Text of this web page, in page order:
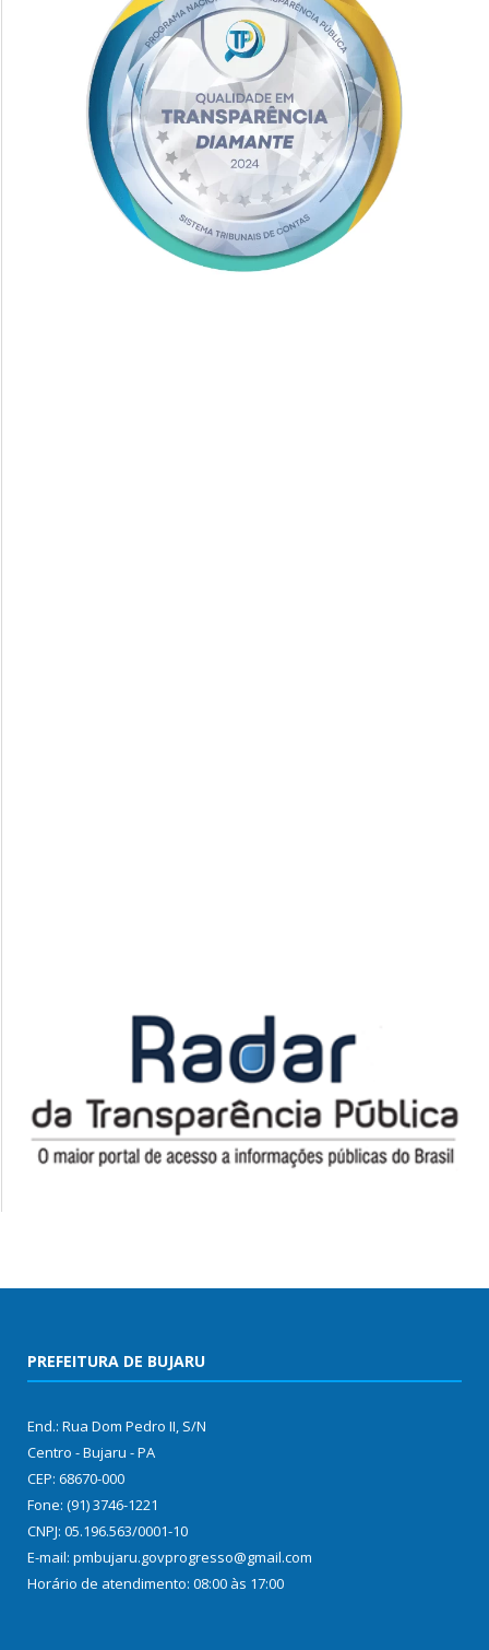
PREFEITURA DE BUJARU
End.: Rua Dom Pedro II, S/N
Centro - Bujaru - PA
CEP: 68670-000
Fone: (91) 3746-1221
CNPJ: 05.196.563/0001-10
E-mail: pmbujaru.govprogresso@gmail.com
Horário de atendimento: 08:00 às 17:00